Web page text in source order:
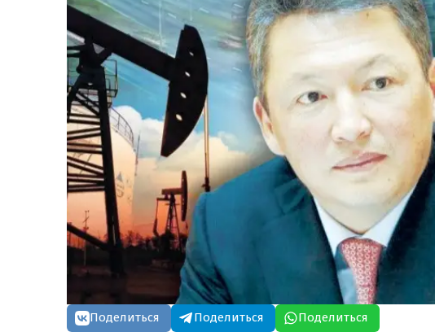
Поделиться Поделиться Поделиться